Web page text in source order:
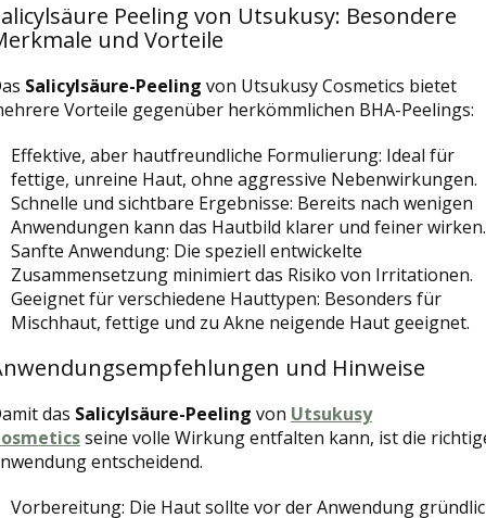
Peeling von Utsukusy: Besondere
und Vorteile
Salicylsäure-Peeling von Utsukusy Cosmetics bietet
Vorteile gegenüber herkömmlichen BHA-Peelings:
Effektive, aber hautfreundliche Formulierung: Ideal für
fettige, unreine Haut, ohne aggressive Nebenwirkungen.
Schnelle und sichtbare Ergebnisse: Bereits nach wenigen
Anwendungen kann das Hautbild klarer und feiner wirken.
Sanfte Anwendung: Die speziell entwickelte
Zusammensetzung minimiert das Risiko von Irritationen.
Geeignet für verschiedene Hauttypen: Besonders für
Mischhaut, fettige und zu Akne neigende Haut geeignet.
und Hinweise
das Salicylsäure-Peeling von Utsukusy
seine volle Wirkung entfalten kann, ist die
entscheidend.
Vorbereitung: Die Haut sollte vor der Anwendung